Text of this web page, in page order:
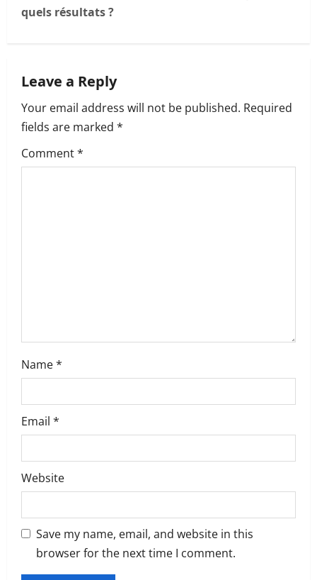
a
i
g
a
t
quels résultats ?
Leave a Reply
Your email address will not be published. Required
fields are marked *
Comment*
Name*
Email *
Website
Save my name, email, and website in this
browser for the next time I comment.